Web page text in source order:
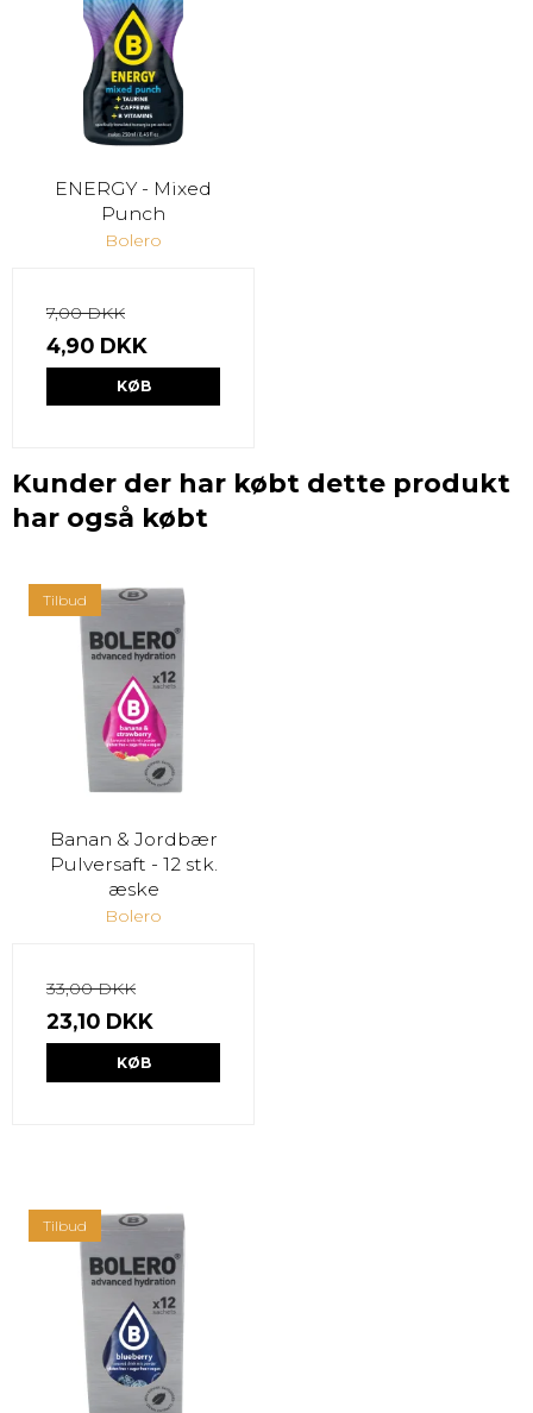
ENERGY - Mixed
Punch
Bolero
7,00 DKK
4,90 DKK
KØB
Kunder der har købt dette produkt
har også købt
Tilbud
Banan & Jordbær
Pulversaft - 12 stk.
æske
Bolero
33,00 DKK
23,10 DKK
KØB
Tilbud